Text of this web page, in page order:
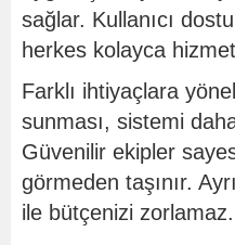
sağlar. Kullanıcı
herkes kolayca
Farklı ihtiyaçlara
sunması, sistemi
Güvenilir ekipler
görmeden taşınır.
ile bütçenizi zorlamaz.